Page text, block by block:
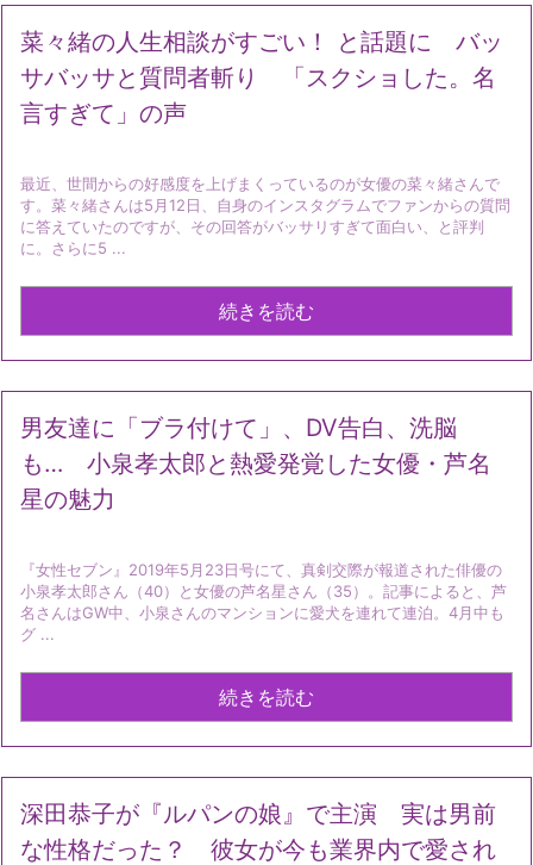
菜々緒の人生相談がすごい！ と話題に バッ
サバッサと質問者斬り 「スクショした。名
言すぎて」の声
最近、世間からの好感度を上げまくっているのが女優の菜々緒さんで
す。菜々緒さんは5月12日、自身のインスタグラムでファンからの質問
に答えていたのですが、その回答がバッサリすぎて面白い、と評判
に。さらに5 ...
続きを読む
男友達に「ブラ付けて」、DV告白、洗脳
も… 小泉孝太郎と熱愛発覚した女優・芦名
星の魅力
『女性セブン』2019年5月23日号にて、真剣交際が報道された俳優の
小泉孝太郎さん（40）と女優の芦名星さん（35）。記事によると、芦
名さんはGW中、小泉さんのマンションに愛犬を連れて連泊。4月中も
グ ...
続きを読む
深田恭子が『ルパンの娘』で主演 実は男前
な性格だった？ 彼女が今も業界内で愛され